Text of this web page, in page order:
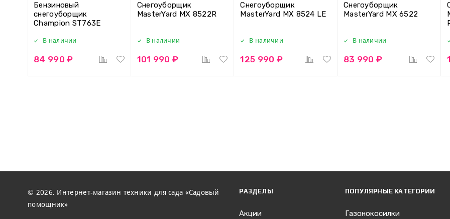
Бензиновый
снегоуборщик
Champion ST763E
В наличии
84 990 ₽
Снегоуборщик
MasterYard MX 8522R
В наличии
101 990 ₽
Снегоуборщик
MasterYard MX 8524 LE
В наличии
125 990 ₽
Снегоуборщик
MasterYard MX 6522
В наличии
83 990 ₽
© 2026. Интернет-магазин техники для сада «Садовый
помощник»
РАЗДЕЛЫ
Акции
ПОПУЛЯРНЫЕ КАТЕГОРИИ
Газонокосилки